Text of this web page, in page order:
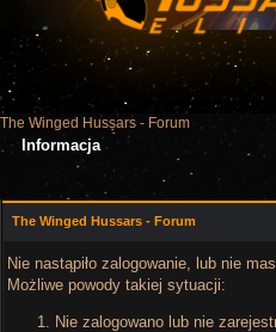
The Winged Hussars - Forum
Informacja
The Winged Hussars - Forum
Nie nastąpiło zalogowanie, lub nie
Możliwe powody takiej sytuacji:
Nie zalogowano lub nie